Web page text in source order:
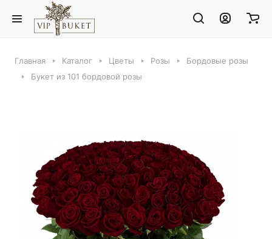
Главная Каталог Цветы Розы
Бордовые розы
Букет из 101 бордовой розы